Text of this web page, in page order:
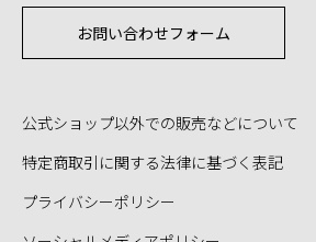
お問い合わせフォーム
公式ショップ以外での販売などについて
特定商取引に関する法律に基づく表記
プライバシーポリシー